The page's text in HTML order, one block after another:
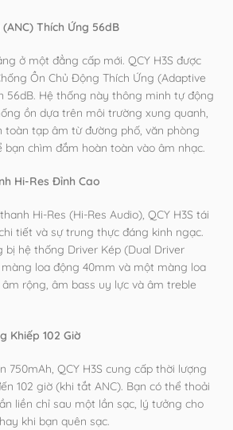
Thích Ứng 56dB
ở một đẳng cấp mới. QCY H3S được
Ồn Chủ Động Thích Ứng (Adaptive
56dB. Hệ thống này thông minh tự động
ồn dựa trên môi trường xung quanh,
toàn tạp âm từ đường phố, văn phòng
chìm đắm hoàn toàn vào âm nhạc.
Hi-Res Đỉnh Cao
Hi-Res (Hi-Res Audio), QCY H3S tái
tiết và sự trung thực đáng kinh ngạc.
bị hệ thống Driver Kép (Dual Driver
loa động 40mm và một màng loa
rộng, âm bass uy lực và âm treble
Khiếp 102 Giờ
750mAh, QCY H3S cung cấp thời lượng
102 giờ (khi tắt ANC). Bạn có thể thoải
liền chỉ sau một lần sạc, lý tưởng cho
khi bạn quên sạc.